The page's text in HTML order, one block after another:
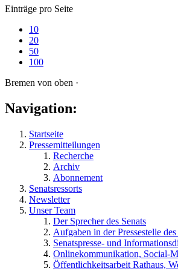
Einträge pro Seite
10
20
50
100
Bremen von oben ·
Navigation:
Startseite
Pressemitteilungen
Recherche
Archiv
Abonnement
Senatsressorts
Newsletter
Unser Team
Der Sprecher des Senats
Aufgaben in der Pressestelle des
Senatspresse- und
Onlinekommunikation, Social-
Öffentlichkeitsarbeit Rathaus,